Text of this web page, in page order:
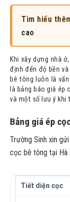
Tìm hiểu
cao
Khi xây dựng nhà
định đến độ bền
bê tông luôn là
là bảng báo giá ép
và một số lưu ý khi
Bảng giá ép
Trường Sinh xin
cọc bê tông tại Hà